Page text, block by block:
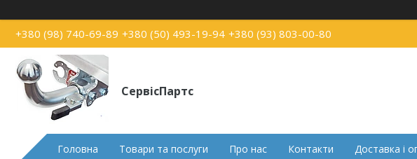
+380 (98) 740-69-89 +380 (50) 493-19-94 +380 (93) 803-00-80
СервісПартс
Головна Товари та послуги Про нас Контакти Доставка і